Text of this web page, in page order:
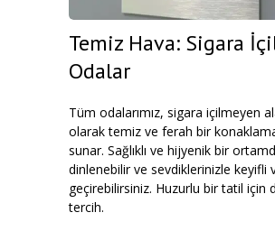
Temiz Hava: Sigara
Odalar
Tüm odalarımız, sigara içilmeyen
olarak temiz ve ferah bir
sunar. Sağlıklı ve hijyenik bir
dinlenebilir ve sevdiklerinizle keyifli
geçirebilirsiniz. Huzurlu bir tatil için
tercih.